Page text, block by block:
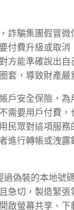
詐騙集團假冒微
付費升級或取消
方能準確說出自
套，導致財產嚴
戶安全保險，為
需要用戶付費，
民眾對這項服
進行轉帳或洩露
偽裝的本地號
急切，製造緊張
啟螢幕共享、下